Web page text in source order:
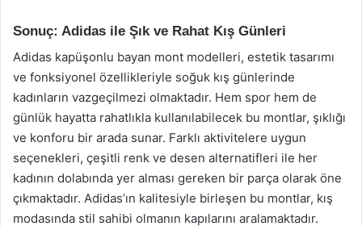
Sonuç: Adidas ile Şık ve Rahat Kış Günleri
Adidas kapüşonlu bayan mont modelleri, estetik tasarımı
ve fonksiyonel özellikleriyle soğuk kış günlerinde
kadınların vazgeçilmezi olmaktadır. Hem spor hem de
günlük hayatta rahatlıkla kullanılabilecek bu montlar, şıklığı
ve konforu bir arada sunar. Farklı aktivitelere uygun
seçenekleri, çeşitli renk ve desen alternatifleri ile her
kadının dolabında yer alması gereken bir parça olarak öne
çıkmaktadır. Adidas’ın kalitesiyle birleşen bu montlar, kış
modasında stil sahibi olmanın kapılarını aralamaktadır.